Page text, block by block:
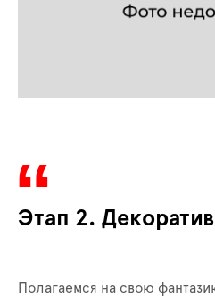
Этап 2.
Полагаемся на свою